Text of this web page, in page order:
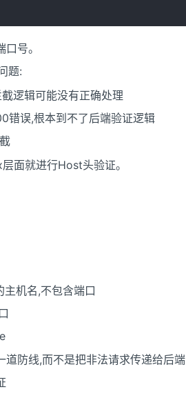
号。
题:
逻辑可能没有正确处理
错误,根本到不了后端验证逻辑
面就进行Host头验证。
机名,不包含端口
防线,而不是把非法请求传递给后端